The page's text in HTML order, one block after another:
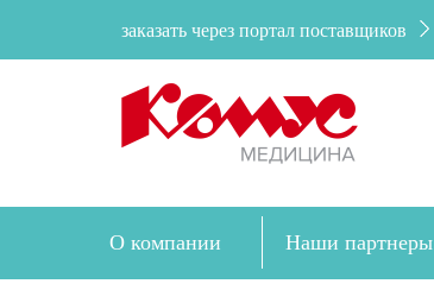
заказать через портал поставщиков
О компании Наши партнеры